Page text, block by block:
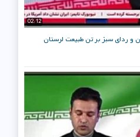
02:12
و ردای سبز بر تن طبیعت لرستان